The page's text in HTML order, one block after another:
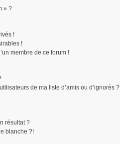
» ?
!
!
membre de ce forum !
de ma liste d’amis ou d’ignorés ?
résultat ?
blanche ?!